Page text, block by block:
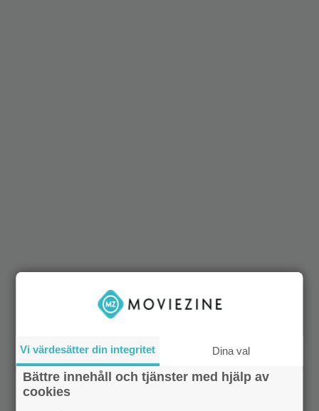
Vi värdesätter din integritet Dina val
Bättre innehåll och tjänster med hjälp av
cookies